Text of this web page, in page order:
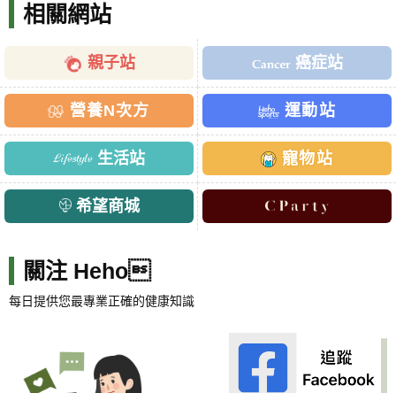
相關網站
親子站 癌症站
營養N次方 運動站
生活站 寵物站
希望商城
關注 Heho
每日提供您最專業正確的健康知識